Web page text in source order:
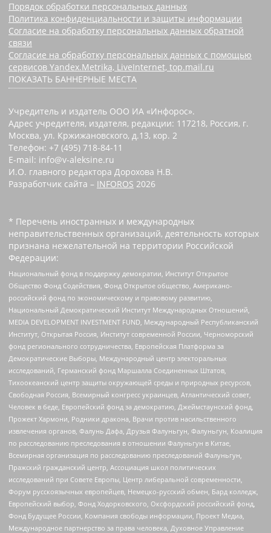
Порядок обработки персональных данных
Политика конфиденциальности и защиты информации
Согласие на обработку персональных данных обратной
связи
Согласие на обработку персональных данных с помощью
сервисов Yandex.Metrika, LiveInternet, top.mail.ru
ПОКАЗАТЬ БАННЕРНЫЕ МЕСТА
Учредитель и издатель ООО ИА «Инфорос».
Адрес учредителя, издателя, редакции: 117218, Россия, г.
Москва, ул. Кржижановского, д.13, кор. 2
Телефон: +7 (495) 718-84-11
E-mail: info@v-aleksine.ru
И.О. главного редактора Дорохова Н.В.
Разработчик сайта – INFOROS 2026
* Перечень иностранных и международных
неправительственных организаций, деятельность которых
признана нежелательной на территории Российской
Федерации:
Национальный фонд в поддержку демократии, Институт Открытое
Общество Фонд Содействия, Фонд Открытое общество, Американо-
российский фонд по экономическому и правовому развитию,
Национальный Демократический Институт Международных Отношений,
MEDIA DEVELOPMENT INVESTMENT FUND, Международный Республиканский
Институт, Открытая Россия, Институт современной России, Черноморский
фонд регионального сотрудничества, Европейская Платформа за
Демократические Выборы, Международный центр электоральных
исследований, Германский фонд Маршалла Соединенных Штатов,
Тихоокеанский центр защиты окружающей среды и природных ресурсов,
Свободная Россия, Всемирный конгресс украинцев, Атлантический совет,
Человек в беде, Европейский фонд за демократию, Джеймстаунский фонд,
Прожект Хармони, Родники дракона, Врачи против насильственного
извлечения органов, Фалунь Дафа, Друзья Фалуньгун, Фалуньгун, Коалиция
по расследованию преследования в отношении Фалуньгун в Китае,
Всемирная организация по расследованию преследований Фалуньгун,
Пражский гражданский центр, Ассоциация школ политических
исследований при Совете Европы, Центр либеральной современности,
Форум русскоязычных европейцев, Немецко-русский обмен, Бард колледж,
Европейский выбор, Фонд Ходорковского, Оксфордский российский фонд,
Фонд Будущее России, Компания свободы информации, Проект Медиа,
Международное партнерство за права человека, Духовное Управление